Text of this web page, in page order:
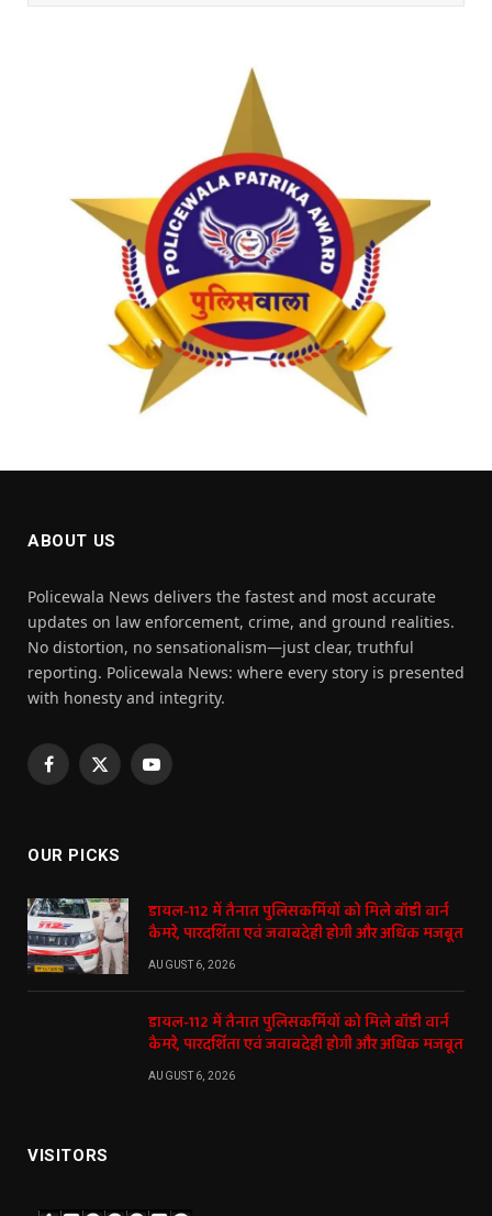
ABOUT US
Policewala News delivers the fastest and most accurate
updates on law enforcement, crime, and ground realities.
No distortion, no sensationalism—just clear, truthful
reporting. Policewala News: where every story is presented
with honesty and integrity.
Facebook
X
YouTube
OUR PICKS
डायल-112 में तैनात पुलिसकर्मियों को मिले बॉडी वार्न
कैमरे, पारदर्शिता एवं जवाबदेही होगी और अधिक मजबूत
AUGUST 6, 2026
डायल-112 में तैनात पुलिसकर्मियों को मिले बॉडी वार्न
कैमरे, पारदर्शिता एवं जवाबदेही होगी और अधिक मजबूत
AUGUST 6, 2026
VISITORS